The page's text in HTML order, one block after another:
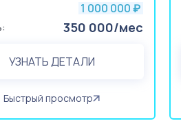
1 000 000 ₽
350 000/мес
УЗНАТЬ ДЕТАЛИ
Быстрый просмотр